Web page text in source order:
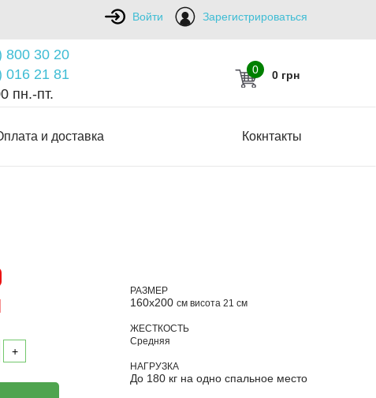
Войти Зарегистрироваться
800 30 20
016 21 81
пн.-пт.
0 0 грн
и доставка Кокнтакты
РАЗМЕР
160х200 см висота 21 см
ЖЕСТКОСТЬ
Средняя
НАГРУЗКА
До 180 кг на одно спальное место